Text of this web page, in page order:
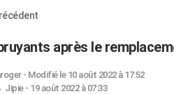
après le
- Modifié le 10 août 2022 à 17:52
Jipie - 19 août 2022 à 07:33